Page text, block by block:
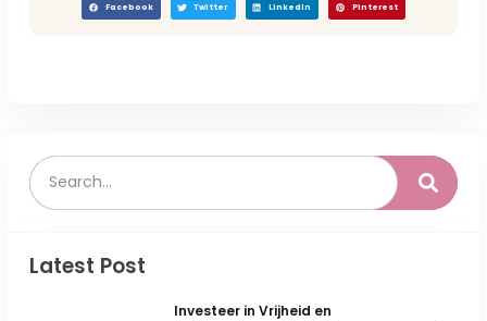
Facebook Twitter LinkedIn Pinterest
Latest Post
Investeer in Vrijheid en